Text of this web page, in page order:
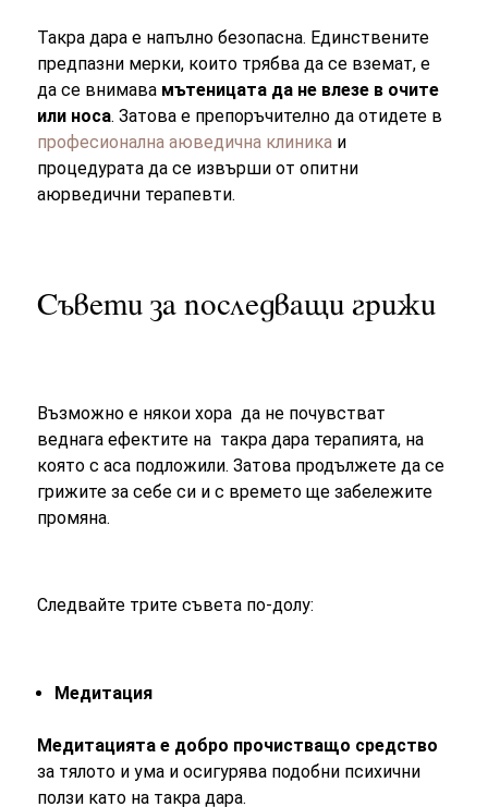
Такра дара е напълно безопасна. Единствените
предпазни мерки, които трябва да се вземат, е
да се внимава мътеницата да не влезе в очите
или носа. Затова е препоръчително да отидете в
професионална аюведична клиника и
процедурата да се извърши от опитни
аюрведични терапевти.
Съвети за последващи грижи
Възможно е някои хора да не почувстват
веднага ефектите на такра дара терапията, на
която с аса подложили. Затова продължете да се
грижите за себе си и с времето ще забележите
промяна.
Следвайте трите съвета по-долу:
Медитация
Медитацията е добро прочистващо средство
за тялото и ума и осигурява подобни психични
ползи като на такра дара.